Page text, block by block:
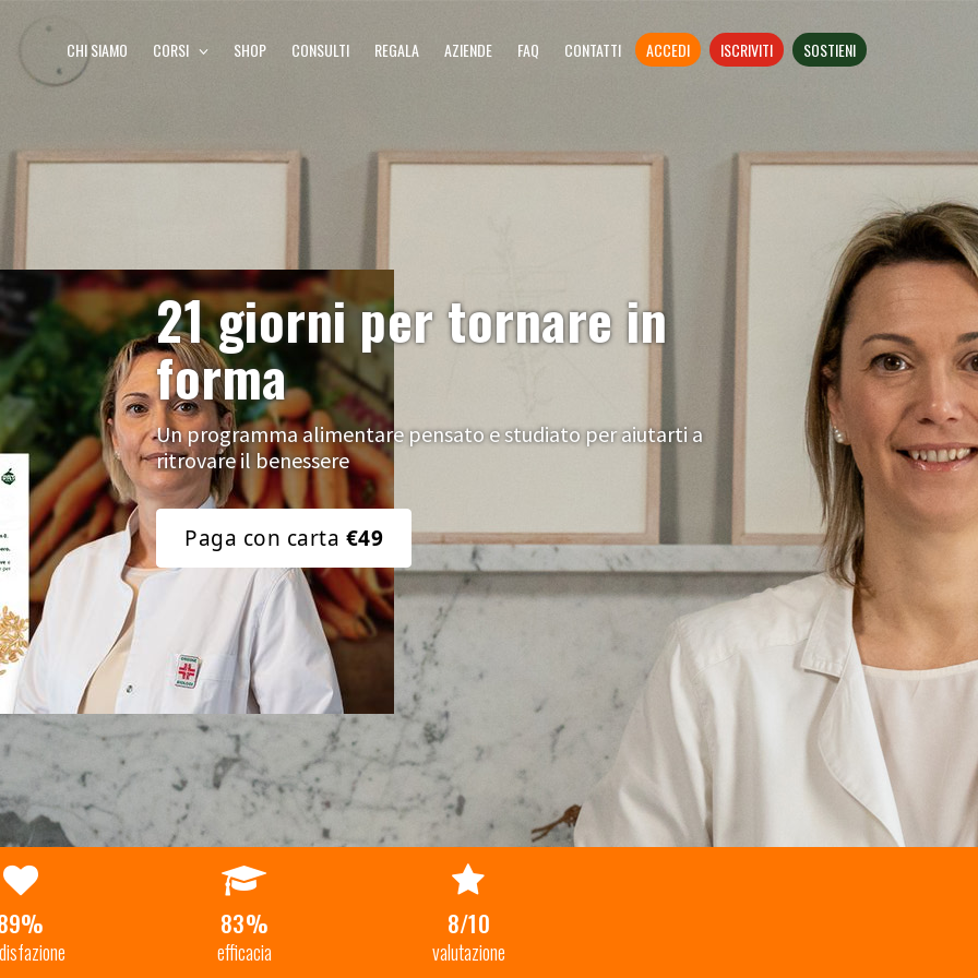
CHI SIAMO CORSI SHOP CONSULTI REGALA AZIENDE FAQ CONTATTI ACCEDI ISCRIVITI SOSTIENI
21 giorni per tornare in
forma
Un programma alimentare pensato e studiato per aiutarti a
ritrovare il benessere
Paga con carta €49
83%
efficacia
8/10
valutazione